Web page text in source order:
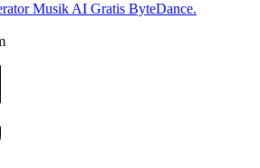
Musik AI Gratis ByteDance.